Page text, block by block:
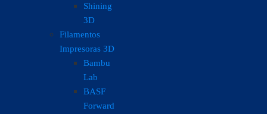
Shining
3D
Filamentos
Impresoras 3D
Bambu
Lab
BASF
Forward